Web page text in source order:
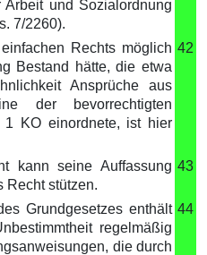
Arbeit und Sozialordnung
7/2260).
Rechts möglich
Bestand hätte, die etwa
Ansprüche aus
der bevorrechtigten
KO einordnete, ist hier
42
kann seine Auffassung
Recht stützen.
43
Grundgesetzes enthält
regelmäßig
die durch
44